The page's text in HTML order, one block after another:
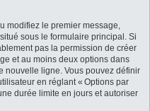
modifiez le premier message,
sous le formulaire principal. Si
pas la permission de créer
et au moins deux options dans
nouvelle ligne. Vous pouvez définir
en réglant « Options par
durée limite en jours et autoriser